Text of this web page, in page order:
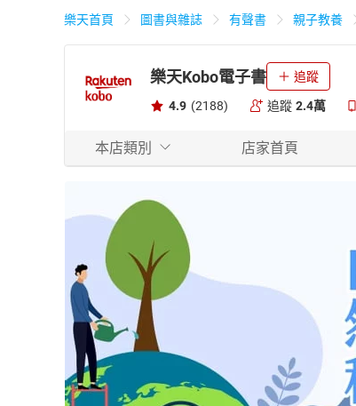
樂天首頁 圖書與雜誌 有聲書 親子教養
樂天Kobo電子書 追蹤
4.9 (2188) 追蹤 2.4萬
本店類別 店家首頁